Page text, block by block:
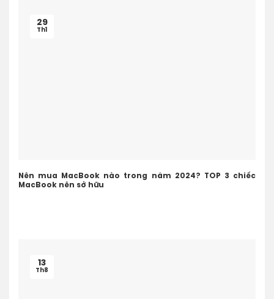
Nên mua MacBook nào trong năm 2024? TOP 3 chiếc
MacBook nên sở hữu
29
Th1
13
Th8